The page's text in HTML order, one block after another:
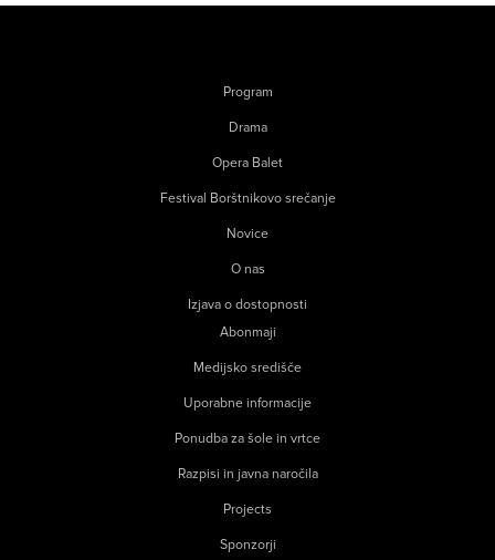
Program
Drama
Opera Balet
Festival Borštnikovo srečanje
Novice
O nas
Izjava o dostopnosti
Abonmaji
Medijsko središče
Uporabne informacije
Ponudba za šole in vrtce
Razpisi in javna naročila
Projects
Sponzorji